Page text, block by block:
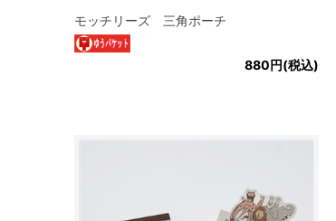
モッチリーズ 三角ポーチ
880円(税込)